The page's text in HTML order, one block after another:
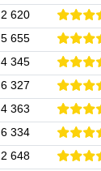
2 620
5 655
4 345
6 327
4 363
6 334
2 648